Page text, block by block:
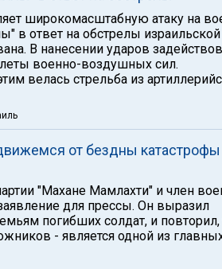
широкомасштабную атаку на
в ответ на обстрелы израильской
В нанесении ударов
военно-воздушных сил.
велась стрельба из
от бездны катастрофы
"Махане Мамлахти" и член
для прессы. Он выразил
погибших солдат, и повторил,
- является одной из